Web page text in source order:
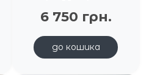
6 750 грн.
до кошика